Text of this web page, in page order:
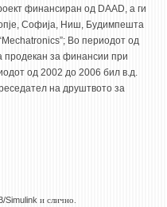
финансиран од DAAD, а ги
Софија, Ниш, Будимпешта
Во периодот од
продекан за финансии при
од 2002 до 2006 бил в.д.
на друштвото за
/Simulink и слично